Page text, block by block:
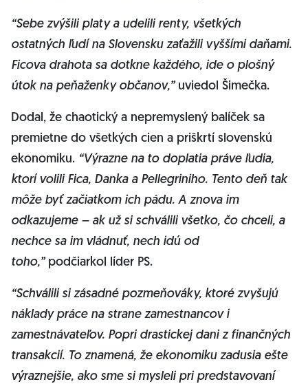
“Sebe zvýšili platy a udelili renty, všetkých
ostatných ľudí na Slovensku zaťažili vyššími daňami.
Ficova drahota sa dotkne každého, ide o plošný
útok na peňaženky občanov,”uviedol Šimečka.
Dodal, že chaotický a nepremyslený balíček sa
premietne do všetkých cien a priškrtí slovenskú
ekonomiku. “Výrazne na to doplatia práve ľudia,
ktorí volili Fica, Danka a Pellegriniho. Tento deň tak
môže byť začiatkom ich pádu. A znova im
odkazujeme – ak už si schválili všetko, čo chceli, a
nechce sa im vládnuť, nech idú od
toho,”podčiarkol líder PS.
“Schválili si zásadné pozmeňováky, ktoré zvyšujú
náklady práce na strane zamestnancov i
zamestnávateľov. Popri drastickej dani z finančných
transakcií. To znamená, že ekonomiku zadusia ešte
výraznejšie, ako sme si mysleli pri predstavovaní